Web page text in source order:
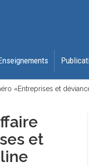
«Entreprises et
et